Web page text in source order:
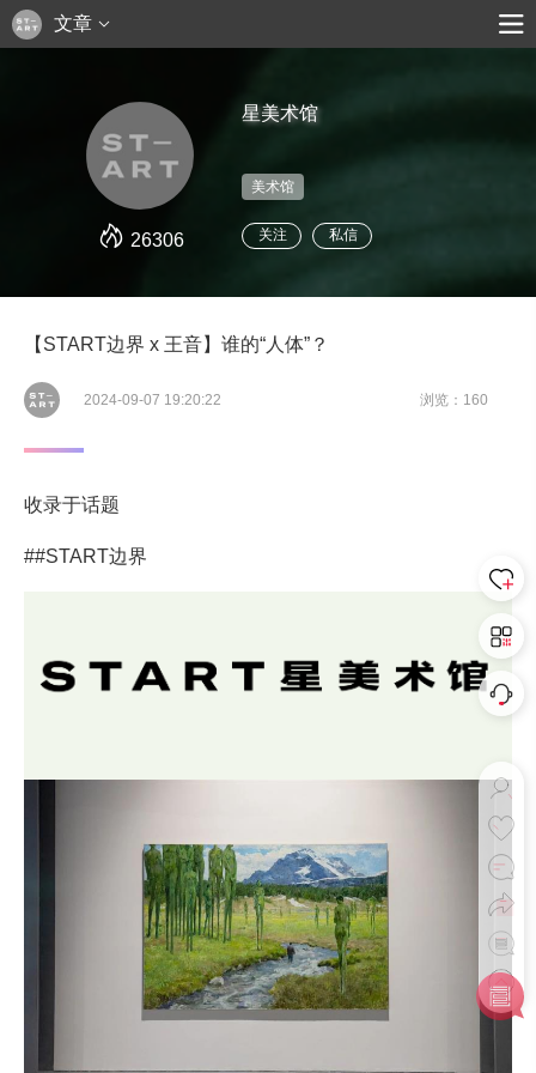
文章
26306
星美术馆
美术馆
关注 私信
【START边界 x 王音】谁的“人体”？
2024-09-07 19:20:22 浏览：160
收录于话题
##START边界